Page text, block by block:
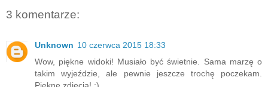
3 komentarze:
Unknown 10 czerwca 2015 18:33
Wow, piękne widoki! Musiało być świetnie. Sama marzę o
takim wyjeździe, ale pewnie jeszcze trochę poczekam.